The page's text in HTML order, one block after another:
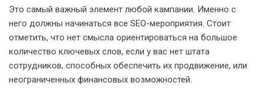
Это самый важный элемент любой кампании. Именно с
него должны начинаться все SEO-мероприятия. Стоит
отметить, что нет смысла ориентироваться на большое
количество ключевых слов, если у вас нет штата
сотрудников, способных обеспечить их продвижение, или
неограниченных финансовых возможностей.